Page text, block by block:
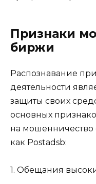
Признаки
биржи
Распознавание
деятельности
защиты своих
основных
на мошенничество
как Postadsb:
1. Обещания